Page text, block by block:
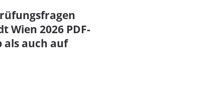
Wien 2026 PDF-
als auch auf